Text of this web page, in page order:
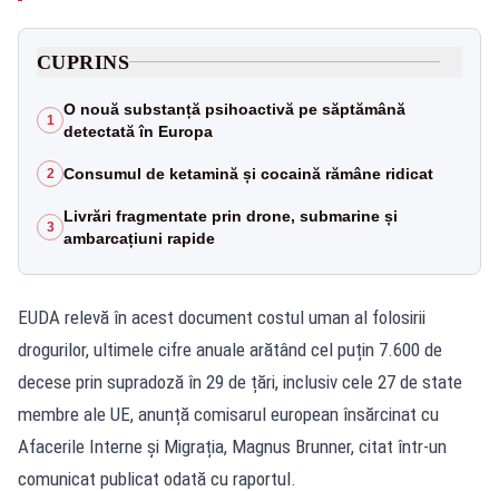
CUPRINS
1
O nouă substanță psihoactivă pe săptămână
detectată în Europa
2 Consumul de ketamină și cocaină rămâne ridicat
3
Livrări fragmentate prin drone, submarine și
ambarcațiuni rapide
EUDA relevă în acest document costul uman al folosirii
drogurilor, ultimele cifre anuale arătând cel puțin 7.600 de
decese prin supradoză în 29 de țări, inclusiv cele 27 de state
membre ale UE, anunță comisarul european însărcinat cu
Afacerile Interne și Migrația, Magnus Brunner, citat într-un
comunicat publicat odată cu raportul.